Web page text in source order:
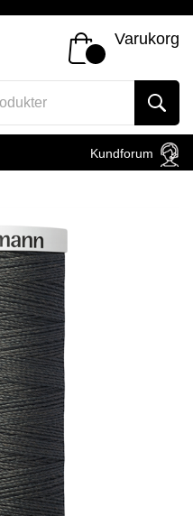
Varukorg
Kundforum